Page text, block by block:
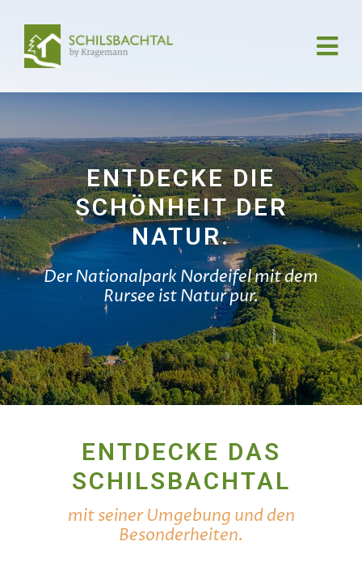
ENTDECKE DIE
SCHÖNHEIT DER
NATUR.
Der Nationalpark Nordeifel mit dem
Rursee ist Natur pur.
ENTDECKE DAS
SCHILSBACHTAL
mit seiner Umgebung und den
Besonderheiten.